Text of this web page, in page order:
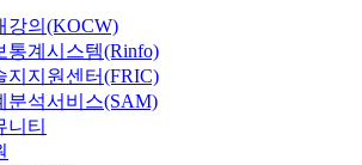
강의(KOCW)
통계시스템(Rinfo)
지지원센터(FRIC)
분석서비스(SAM)
니티